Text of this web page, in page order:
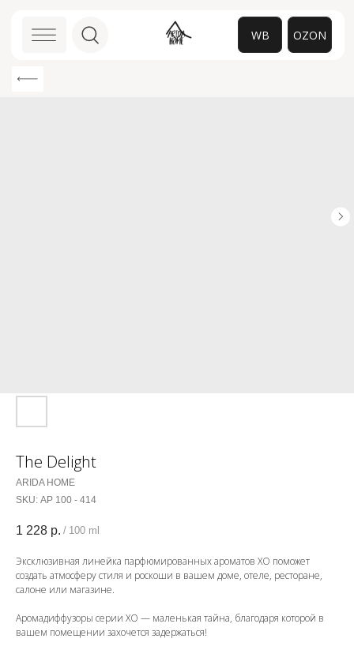
WB
The Delight
ARIDA HOME
SKU: АР 100 - 414
1 228 р. / 100 ml
Эксклюзивная линейка парфюмированных ароматов ХО поможет
создать атмосферу стиля и роскоши в вашем доме, отеле, ресторане,
салоне или магазине.
Аромадиффузоры серии ХО — маленькая тайна, благодаря которой в
вашем помещении захочется задержаться!